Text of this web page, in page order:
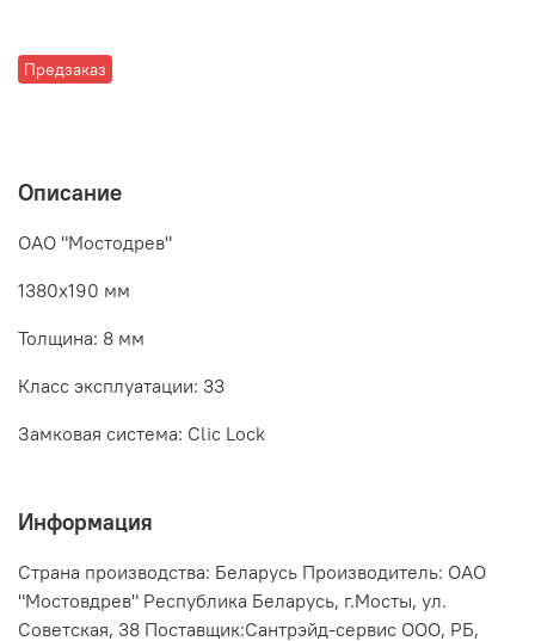
Предзаказ
Описание
ОАО "Мостодрев"
1380х190 мм
Толщина: 8 мм
Класс эксплуатации: 33
Замковая система: Clic Lock
Информация
Страна производства: Беларусь Производитель: ОАО
"Мостовдрев" Республика Беларусь, г.Мосты, ул.
Советская, 38 Поставщик:Сантрэйд-сервис ООО, РБ,